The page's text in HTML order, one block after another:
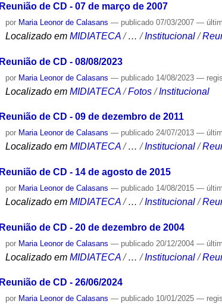
Reunião de CD - 07 de março de 2007
por Maria Leonor de Calasans — publicado 07/03/2007—
Localizado em MIDIATECA /…/Institucional /
Reunião de CD - 08/08/2023
por Maria Leonor de Calasans — publicado 14/08/2023—
Localizado em MIDIATECA /Fotos /Institucional
Reunião de CD - 09 de dezembro de 2011
por Maria Leonor de Calasans — publicado 24/07/2013—
Localizado em MIDIATECA /…/Institucional /
Reunião de CD - 14 de agosto de 2015
por Maria Leonor de Calasans — publicado 14/08/2015—
Localizado em MIDIATECA /…/Institucional /
Reunião de CD - 20 de dezembro de 2004
por Maria Leonor de Calasans — publicado 20/12/2004—
Localizado em MIDIATECA /…/Institucional /
Reunião de CD - 26/06/2024
por Maria Leonor de Calasans — publicado 10/01/2025—